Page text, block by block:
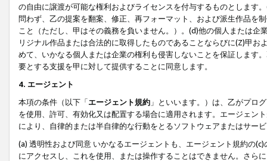
の自由に譲渡が可能な権利およびライセンスを付与するものとします
問わず、乙の提案を翻案、修正、再フォーマット、および派生作品を
こと（ただし、甲はその義務を負いません。）。(d)他の個人または
リジナル作品または合法的に取得したものであることならびに(Z)甲
めて、いかなる個人または企業の権利も侵害しないことを保証します
要とする支援を甲に対して提供することに同意します。
4. エージェント
本項の条件（以下「エージェント規約 」といいます。）は、乙がプロ
を使用、許可、有効化又は配置する場合に適用されます。エージェン
により、自律的または半自律的な行動をとるソフトウェアまたはサー
(a) 透明性および同意 いかなるエージェントも、エージェント規約の
にアクセスし、これを使用、または操作することはできません。さら